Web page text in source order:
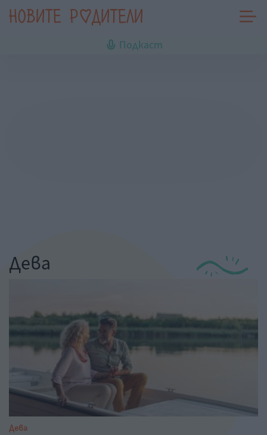
Подкаст
Дева
Дева